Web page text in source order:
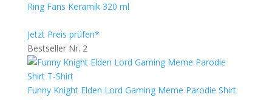
Ring Fans Keramik 320 ml
Jetzt Preis prüfen*
Bestseller Nr. 2
Funny Knight Elden Lord Gaming Meme Parodie Shirt